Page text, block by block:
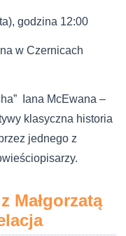
godzina 12:00
w Czernicach
Iana McEwana –
klasyczna historia
jednego z
Małgorzatą